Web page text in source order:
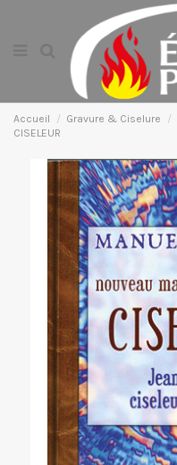
Accueil Gravure & Ciselure
CISELEUR